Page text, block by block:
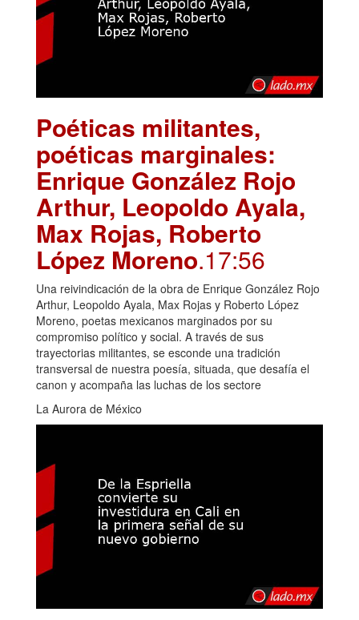
Poéticas militantes,
poéticas marginales:
Enrique González Rojo
Arthur, Leopoldo Ayala,
Max Rojas, Roberto
López Moreno.17:56
Una reivindicación de la obra de Enrique González Rojo
Arthur, Leopoldo Ayala, Max Rojas y Roberto López
Moreno, poetas mexicanos marginados por su
compromiso político y social. A través de sus
trayectorias militantes, se esconde una tradición
transversal de nuestra poesía, situada, que desafía el
canon y acompaña las luchas de los sectore
La Aurora de México